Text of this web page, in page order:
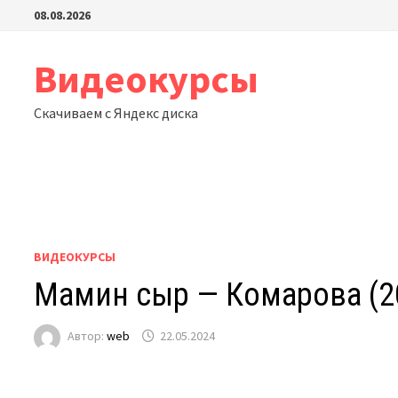
Перейти08.08.2026
Видеокурсы
Скачиваем с Яндекс диска
ВИДЕОКУРСЫ
Мамин сыр — Комарова
Автор:web 22.05.2024